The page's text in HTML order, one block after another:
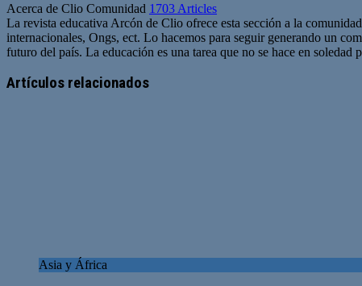
Acerca de Clio Comunidad 1703 Articles
La revista educativa Arcón de Clio ofrece esta sección a la
internacionales, Ongs, ect. Lo hacemos para seguir generando un
futuro del país. La educación es una tarea que no se hace en
web
Artículos relacionados
Asia y África